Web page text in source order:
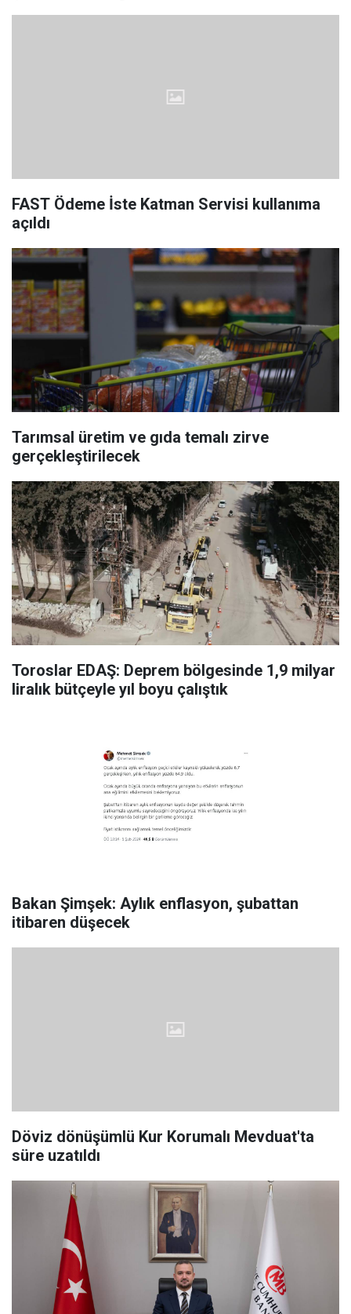
FAST Ödeme İste Katman Servisi kullanıma
açıldı
Tarımsal üretim ve gıda temalı zirve
gerçekleştirilecek
Toroslar EDAŞ: Deprem bölgesinde 1,9 milyar
liralık bütçeyle yıl boyu çalıştık
Bakan Şimşek: Aylık enflasyon, şubattan
itibaren düşecek
Döviz dönüşümlü Kur Korumalı Mevduat'ta
süre uzatıldı